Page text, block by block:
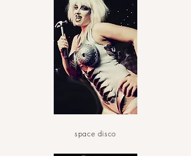
space disco